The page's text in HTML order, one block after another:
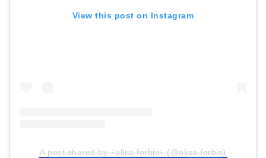
View this post on Instagram
A post shared by ⍣alisa forbis⍣ (@alisa.forbis)